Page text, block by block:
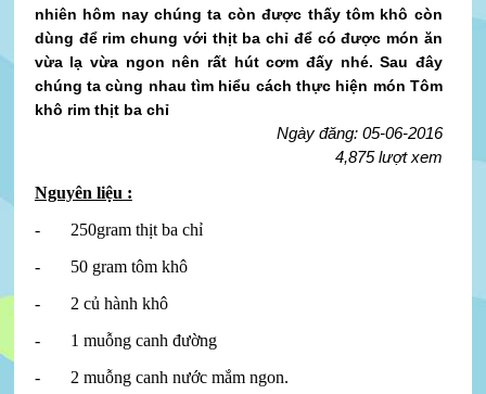
nhiên hôm nay chúng ta còn được thấy tôm khô còn
dùng để rim chung với thịt ba chỉ để có được món ăn
vừa lạ vừa ngon nên rất hút cơm đấy nhé. Sau đây
chúng ta cùng nhau tìm hiểu cách thực hiện món Tôm
khô rim thịt ba chỉ
Ngày đăng: 05-06-2016
4,875 lượt xem
Nguyên liệu :
- 250gram thịt ba chỉ
- 50 gram tôm khô
- 2 củ hành khô
- 1 muỗng canh đường
- 2 muỗng canh nước mắm ngon.